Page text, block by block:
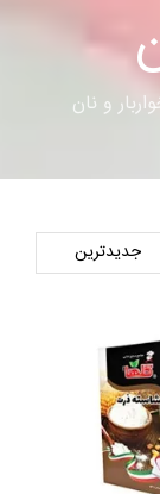
و نان